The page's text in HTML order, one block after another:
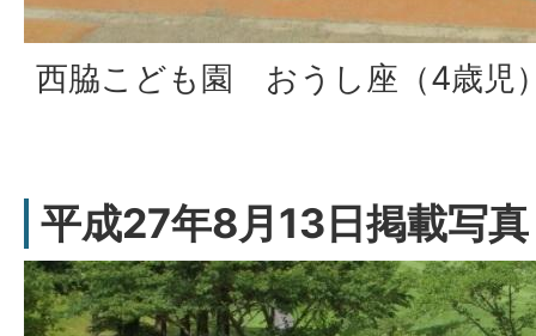
西脇こども園 おうし座（4歳
平成27年8月13日掲載写